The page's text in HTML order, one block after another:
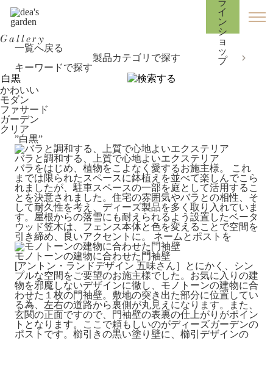
Gallery
一覧へ戻る
製品カテゴリで探す
キーワードで探す
かわいい
モダン
ファサード
ガーデン
クリア
”白黒”
バラと調和する、上質で心地よいエクステリア
バラをはじめ、植物をこよなく愛するお施主様。 これ
までは限られたスペースに鉢植えを並べて楽しんでこら
れましたが、駐車スペースの一部を庭として活用するこ
とを決意されました。住宅の雰囲気やバラとの相性、そ
して耐久性を考え、ディーズ製品を多く取り入れていま
す。屋根からの落雪にも耐えられるよう設置したベータ
ウッド笠木は、フェンス本体と色を変えることで空間を
引き締め、良いアクセントに。 ネームとポストを
モノトーンの建物に合わせた門袖壁
[アントン・ランドデザイン 五味さん］とにかく、シン
プルな空間をご要望のお施主様でした。お気に入りの建
物を邪魔しないデザインに徹し、モノトーンの建物に合
わせた１枚の門袖壁。敷地の突き出た部分に位置してい
る為、左右の道路から裏側が丸見えになります。また、
玄関の正面ですので、門袖壁の表裏の仕上がりがポイン
トとなります。ここで頼もしいのがディーズガーデンの
ポストです。櫛引きの黒い塗り壁に、櫛引デザインの